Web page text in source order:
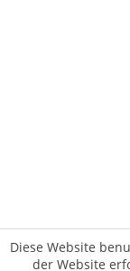
Diese Website
der Website